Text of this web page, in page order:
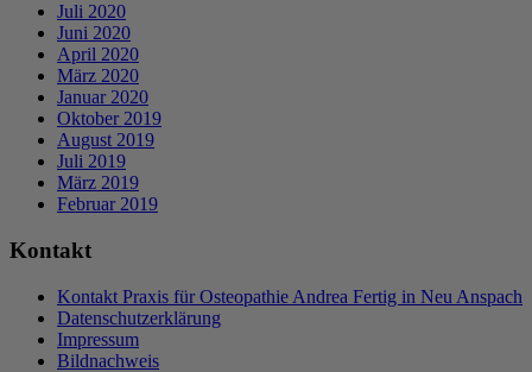
Juli 2020
Juni 2020
April 2020
März 2020
Januar 2020
Oktober 2019
August 2019
Juli 2019
März 2019
Februar 2019
Kontakt
Kontakt Praxis für Osteopathie Andrea Fertig in Neu Anspach
Datenschutzerklärung
Impressum
Bildnachweis